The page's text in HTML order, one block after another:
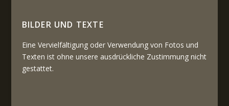
BILDER UND TEXTE
Eine Vervielfältigung oder Verwendung von Fotos und
Texten ist ohne unsere ausdrückliche Zustimmung nicht
gestattet.